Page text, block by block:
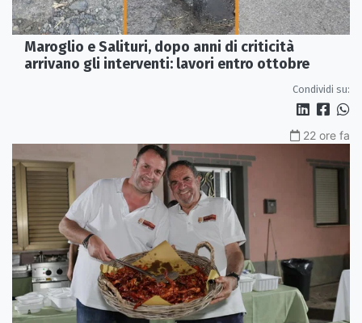
Maroglio e Salituri, dopo anni di criticità
arrivano gli interventi: lavori entro ottobre
Condividi su:
22 ore fa